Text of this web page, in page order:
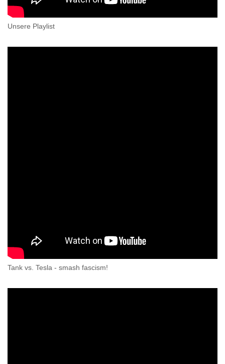
Unsere Playlist
Tank vs. Tesla - smash fascism!